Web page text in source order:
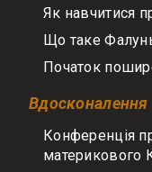
Як навчитися
Що таке
Початок
Вдосконалення
Конференція
материкового